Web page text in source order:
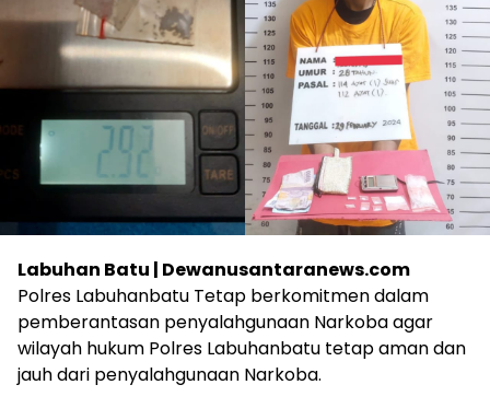
Labuhan Batu | Dewanusantaranews.com
Polres Labuhanbatu Tetap berkomitmen dalam
pemberantasan penyalahgunaan Narkoba agar
wilayah hukum Polres Labuhanbatu tetap aman dan
jauh dari penyalahgunaan Narkoba.